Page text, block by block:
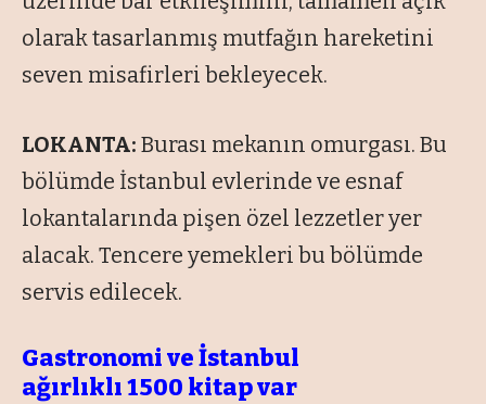
olarak tasarlanmış mutfağın hareketini
seven misafirleri bekleyecek.
LOKANTA: Burası mekanın omurgası. Bu
bölümde İstanbul evlerinde ve esnaf
lokantalarında pişen özel lezzetler yer
alacak. Tencere yemekleri bu bölümde
servis edilecek.
Gastronomi ve İstanbul
ağırlıklı 1500 kitap var